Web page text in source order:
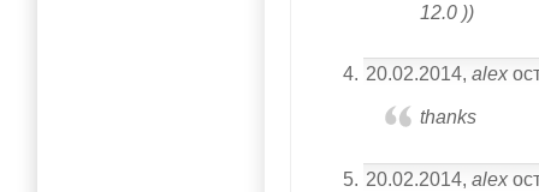
12.0 ))
20.02.2014,alex
thanks
20.02.2014,alex